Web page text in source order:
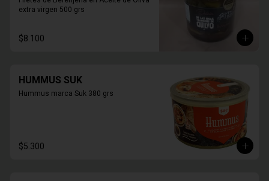
extra virgen 500 grs
$8.100
HUMMUS SUK
Hummus marca Suk 380 grs
$5.300